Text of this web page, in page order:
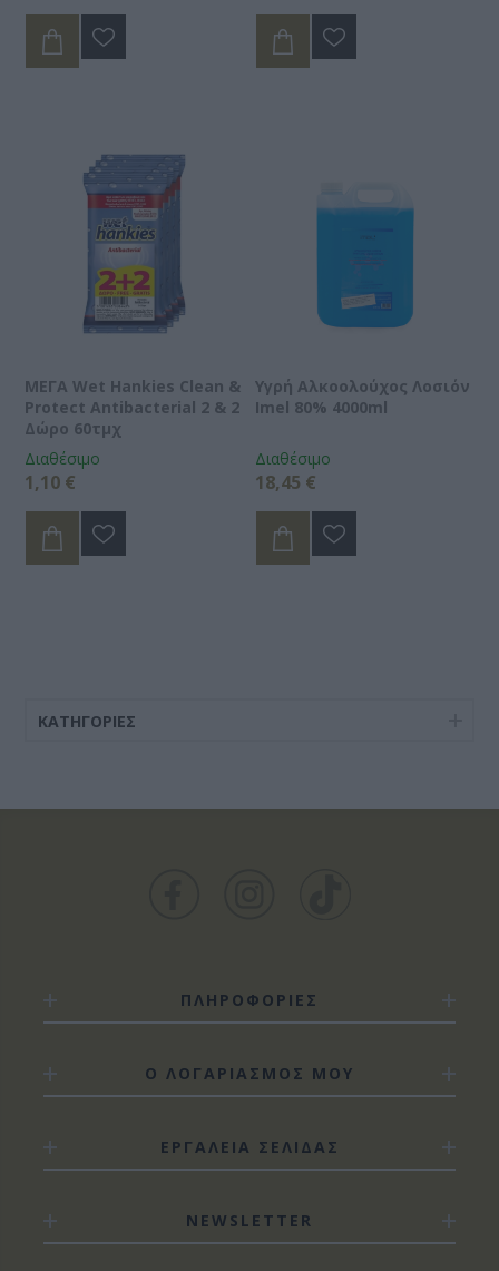
ΜΕΓΑ Wet Hankies Clean &
Protect Antibacterial 2 & 2
Δώρο 60τμχ
Διαθέσιμο
1,10 €
Υγρή Αλκοολούχος Λοσιόν
Imel 80% 4000ml
Διαθέσιμο
18,45 €
ΚΑΤΗΓΟΡΊΕΣ
ΠΛΗΡΟΦΟΡΙΕΣ
Ο ΛΟΓΑΡΙΑΣΜΟΣ ΜΟΥ
ΕΡΓΑΛΕΙΑ ΣΕΛΙΔΑΣ
NEWSLETTER